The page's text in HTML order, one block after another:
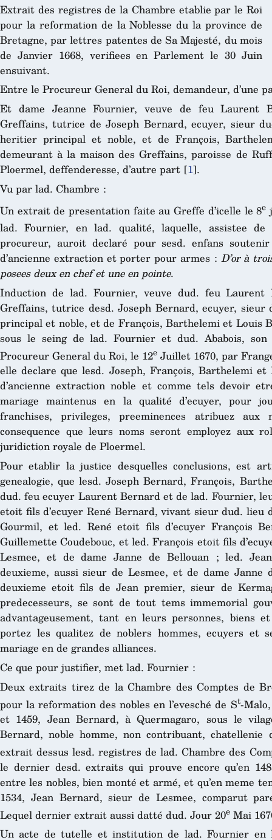
Extrait des registres de la Chambre etablie par le Roi
pour la reformation de la Noblesse du la province de
Bretagne, par lettres patentes de Sa Majesté, du mois
de Janvier 1668, verifiees en Parlement le 30 Juin
ensuivant.
Entre le Procureur General du Roi, demandeur, d’une
Et dame Jeanne Fournier, veuve de feu Laurent
Greffains, tutrice de Joseph Bernard, ecuyer, sieur
heritier principal et noble, et de François,
demeurant à la maison des Greffains, paroisse de
Ploermel, deffenderesse, d’autre part [1].
Vu par lad. Chambre :
Un extrait de presentation faite au Greffe d’icelle le 8e
lad. Fournier, en lad. qualité, laquelle, assistee de
procureur, auroit declaré pour sesd. enfans
d’ancienne extraction et porter pour armes : D’or à
posees deux en chef et une en pointe.
Induction de lad. Fournier, veuve dud. feu Laurent
Greffains, tutrice desd. Joseph Bernard, ecuyer,
principal et noble, et de François, Barthelemi et Louis
sous le seing de lad. Fournier et dud. Ababois,
Procureur General du Roi, le 12e Juillet 1670, par
elle declare que lesd. Joseph, François, Barthelemi
d’ancienne extraction noble et comme tels devoir
mariage maintenus en la qualité d’ecuyer, pour
franchises, privileges, preeminences atribuez
consequence que leurs noms seront employez aux
juridiction royale de Ploermel.
Pour etablir la justice desquelles conclusions, est
genealogie, que lesd. Joseph Bernard, François,
dud. feu ecuyer Laurent Bernard et de lad. Fournier,
etoit fils d’ecuyer René Bernard, vivant sieur dud. lieu
Gourmil, et led. René etoit fils d’ecuyer François
Guillemette Coudebouc, et led. François etoit fils
Lesmee, et de dame Janne de Bellouan ; led.
deuxieme, aussi sieur de Lesmee, et de dame
deuxieme etoit fils de Jean premier, sieur de
predecesseurs, se sont de tout tems immemorial
advantageusement, tant en leurs personnes, biens
portez les qualitez de noblers hommes, ecuyers et
mariage en de grandes alliances.
Ce que pour justifier, met lad. Fournier :
Deux extraits tirez de la Chambre des Comptes de
pour la reformation des nobles en l’evesché de St-
et 1459, Jean Bernard, à Quermagaro, sous le
Bernard, noble homme, non contribuant,
extrait dessus lesd. registres de lad. Chambre des
le dernier desd. extraits qui prouve encore qu’en
entre les nobles, bien monté et armé, et qu’en meme
1534, Jean Bernard, sieur de Lesmee, comparut
Lequel dernier extrait aussi datté dud. Jour 20e Mai
Un acte de tutelle et institution de lad. Fournier en